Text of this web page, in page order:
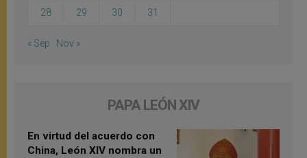
28 29 30 31
« Sep Nov »
PAPA LEÓN XIV
En virtud del acuerdo con
China, León XIV nombra un